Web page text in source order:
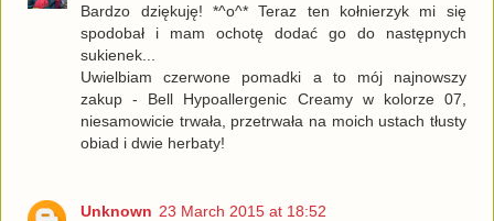
Bardzo dziękuję! *^o^* Teraz ten kołnierzyk mi się
spodobał i mam ochotę dodać go do następnych
sukienek...
Uwielbiam czerwone pomadki a to mój najnowszy
zakup - Bell Hypoallergenic Creamy w kolorze 07,
niesamowicie trwała, przetrwała na moich ustach tłusty
obiad i dwie herbaty!
Unknown 23 March 2015 at 18:52